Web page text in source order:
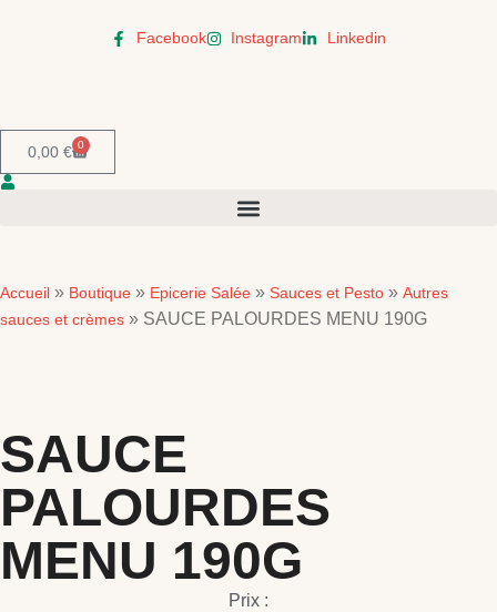
Facebook Instagram Linkedin
0,00 € 0
Accueil » Boutique » Epicerie Salée » Sauces et Pesto » Autres
sauces et crèmes » SAUCE PALOURDES MENU 190G
SAUCE
PALOURDES
MENU 190G
Prix :